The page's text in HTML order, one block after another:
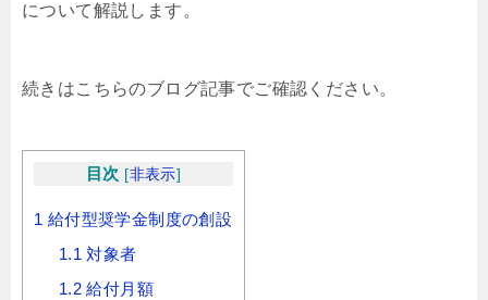
について解説します。
続きはこちらのブログ記事でご確認ください。
目次 [非表示]
1 給付型奨学金制度の創設
1.1 対象者
1.2 給付月額